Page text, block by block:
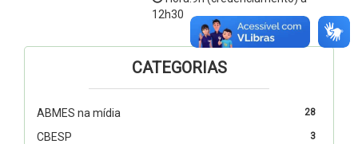
12h30
CATEGORIAS
28
ABMES na mídia
3
CBESP